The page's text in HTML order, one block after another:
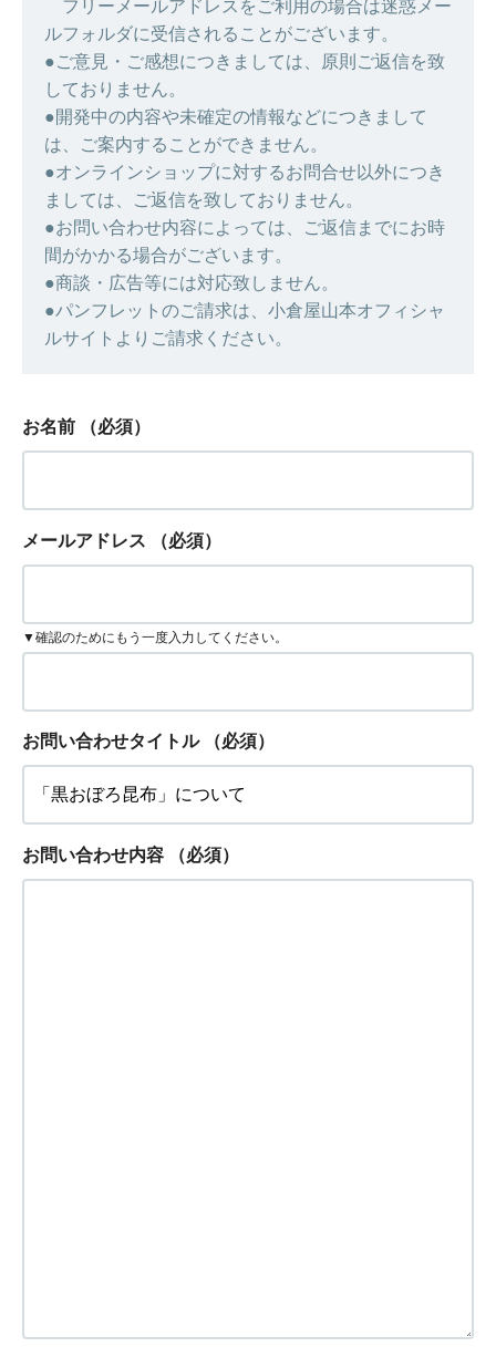
フリーメールアドレスをご利用の場合は迷惑メー
ルフォルダに受信されることがございます。
●ご意見・ご感想につきましては、原則ご返信を致
しておりません。
●開発中の内容や未確定の情報などにつきまして
は、ご案内することができません。
●オンラインショップに対するお問合せ以外につき
ましては、ご返信を致しておりません。
●お問い合わせ内容によっては、ご返信までにお時
間がかかる場合がございます。
●商談・広告等には対応致しません。
●パンフレットのご請求は、小倉屋山本オフィシャ
ルサイトよりご請求ください。
お名前 （必須）
メールアドレス （必須）
▼確認のためにもう一度入力してください。
お問い合わせタイトル （必須）
お問い合わせ内容 （必須）